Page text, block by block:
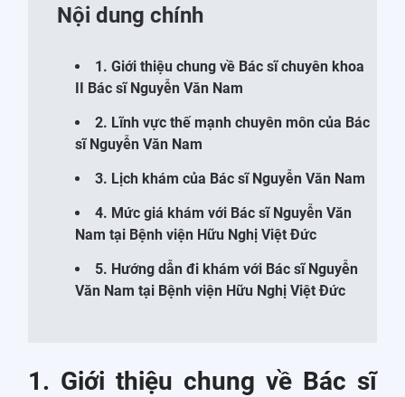
Nội dung chính
1. Giới thiệu chung về Bác sĩ chuyên khoa
II Bác sĩ Nguyễn Văn Nam
2. Lĩnh vực thế mạnh chuyên môn của Bác
sĩ Nguyễn Văn Nam
3. Lịch khám của Bác sĩ Nguyễn Văn Nam
4. Mức giá khám với Bác sĩ Nguyễn Văn
Nam tại Bệnh viện Hữu Nghị Việt Đức
5. Hướng dẫn đi khám với Bác sĩ Nguyễn
Văn Nam tại Bệnh viện Hữu Nghị Việt Đức
1. Giới thiệu chung về Bác sĩ